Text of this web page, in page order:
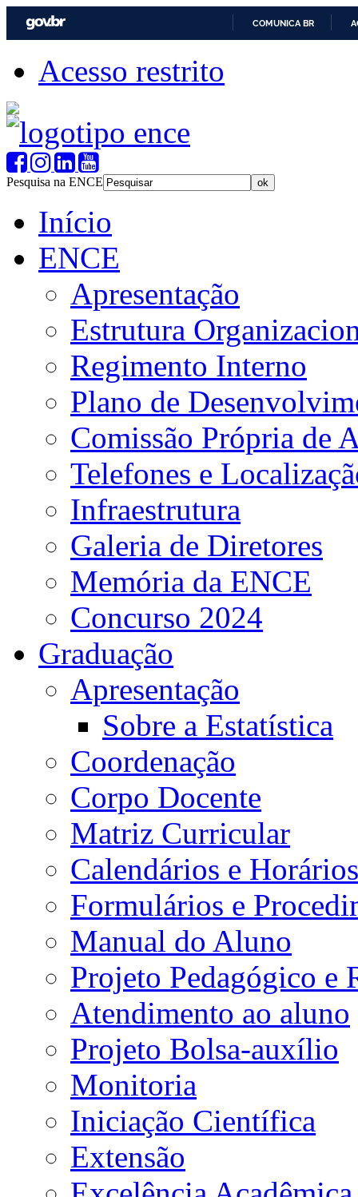
COMUNICA BR
Acesso restrito
Pesquisa na ENCE
Início
ENCE
Apresentação
Estrutura
Regimento Interno
Plano de
Comissão Própria de
Telefones e
Infraestrutura
Galeria de Diretores
Memória da ENCE
Concurso 2024
Graduação
Apresentação
Sobre a Estatística
Coordenação
Corpo Docente
Matriz Curricular
Calendários e Horários
Formulários e
Manual do Aluno
Projeto Pedagógico e
Atendimento ao aluno
Projeto Bolsa-auxílio
Monitoria
Iniciação Científica
Extensão